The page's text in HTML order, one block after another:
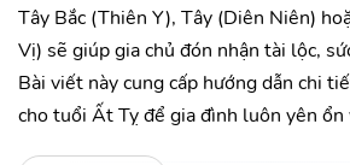
Tây Bắc (Thiên Y), Tây (Diên Niên)
Vị) sẽ giúp gia chủ đón nhận tài lộc,
Bài viết này cung cấp hướng dẫn chi
cho tuổi Ất Tỵ để gia đình luôn yên ổn